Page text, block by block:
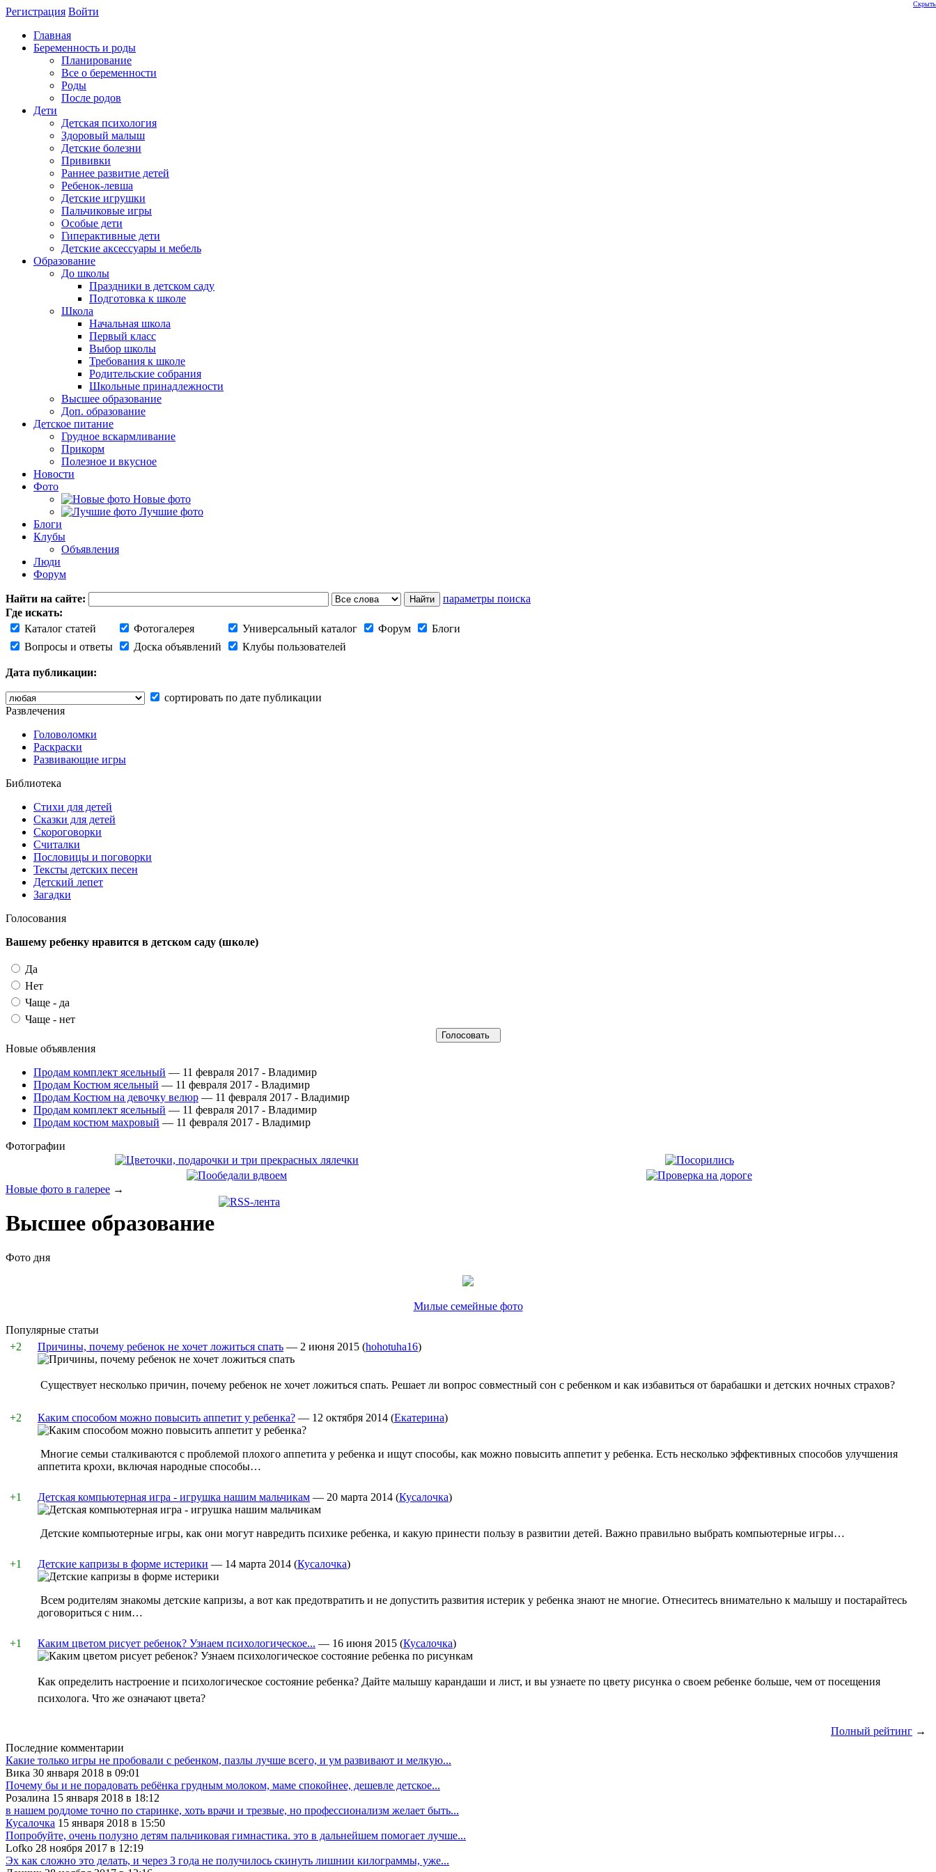
Регистрация Войти
Главная
Беременность и роды
Планирование
Все о беременности
Роды
После родов
Дети
Детская психология
Здоровый малыш
Детские болезни
Прививки
Раннее развитие детей
Ребенок-левша
Детские игрушки
Пальчиковые игры
Особые дети
Гиперактивные дети
Детские аксессуары и мебель
Образование
До школы
Праздники в детском саду
Подготовка к школе
Школа
Начальная школа
Первый класс
Выбор школы
Требования к школе
Родительские собрания
Школьные принадлежности
Высшее образование
Доп. образование
Детское питание
Грудное вскармливание
Прикорм
Полезное и вкусное
Новости
Фото
Новые фото
Лучшие фото
Блоги
Клубы
Объявления
Люди
Форум
Найти на сайте:
параметры поиска
Где искать:
Каталог статей
Фотогалерея Универсальный каталог Форум
Блоги
Вопросы и ответы
Доска объявлений Клубы пользователей
Дата публикации:
сортировать по дате публикации
Скрыть
Развлечения
Головоломки
Раскраски
Развивающие игры
Библиотека
Стихи для детей
Сказки для детей
Скороговорки
Считалки
Пословицы и поговорки
Тексты детских песен
Детский лепет
Загадки
Голосования
Вашему ребенку нравится в детском саду (школе)
Да
Нет
Чаще - да
Чаще - нет
Новые объявления
Продам комплект ясельный — 11 февраля 2017 - Владимир
Продам Костюм ясельный — 11 февраля 2017 - Владимир
Продам Костюм на девочку велюр — 11 февраля 2017 - Владимир
Продам комплект ясельный — 11 февраля 2017 - Владимир
Продам костюм махровый — 11 февраля 2017 - Владимир
Фотографии
Новые фото в галерее →
Высшее образование
Фото дня
Милые семейные фото
Популярные статьи
+2
Причины, почему ребенок не хочет ложиться спать — 2 июня 2015 (hohotuha16)
Существует несколько причин, почему ребенок не хочет ложиться спать. Решает ли вопрос совместный сон с ребенком и как избавиться от барабашки и детских ночных страхов?
+2 Каким способом можно повысить аппетит у ребенка? — 12 октября 2014 (Екатерина)
Многие семьи сталкиваются с проблемой плохого аппетита у ребенка и ищут способы, как можно повысить аппетит у ребенка. Есть несколько эффективных способов улучшения
аппетита крохи, включая народные способы…
+1 Детская компьютерная игра - игрушка нашим мальчикам — 20 марта 2014 (Кусалочка)
Детские компьютерные игры, как они могут навредить психике ребенка, и какую принести пользу в развитии детей. Важно правильно выбрать компьютерные игры…
+1 Детские капризы в форме истерики — 14 марта 2014 (Кусалочка)
Всем родителям знакомы детские капризы, а вот как предотвратить и не допустить развития истерик у ребенка знают не многие. Отнеситесь внимательно к малышу и постарайтесь
договориться с ним…
+1 Каким цветом рисует ребенок? Узнаем психологическое... — 16 июня 2015 (Кусалочка)
Как определить настроение и психологическое состояние ребенка? Дайте малышу карандаши и лист, и вы узнаете по цвету рисунка о своем ребенке больше, чем от посещения
психолога. Что же означают цвета?
Полный рейтинг →
Последние комментарии
Какие только игры не пробовали с ребенком, пазлы лучше всего, и ум развивают и мелкую...
Вика 30 января 2018 в 09:01
Почему бы и не порадовать ребёнка грудным молоком, маме спокойнее, дешевле детское...
Розалина 15 января 2018 в 18:12
в нашем роддоме точно по старинке, хоть врачи и трезвые, но профессионализм желает быть...
Кусалочка 15 января 2018 в 15:50
Попробуйте, очень полузно детям пальчиковая гимнастика. это в дальнейшем помогает лучше...
Lofko 28 ноября 2017 в 12:19
Эх как сложно это делать, и через 3 года не получилось скинуть лишнии килограммы, уже...